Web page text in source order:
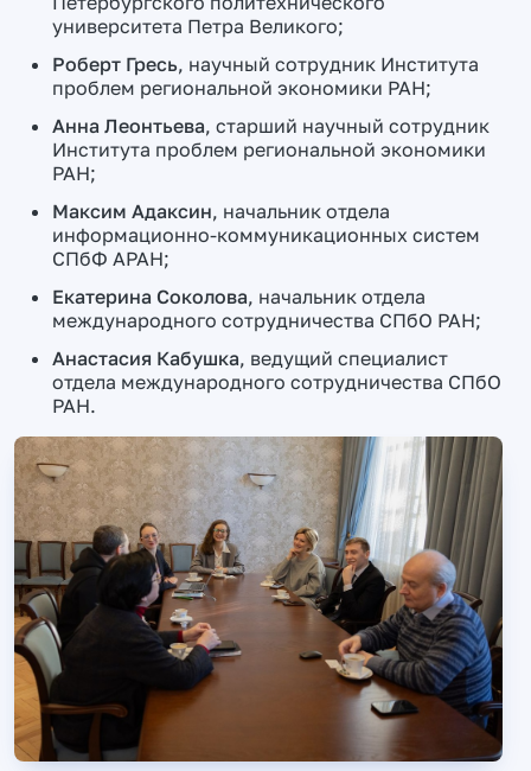
университета Петра Великого;
Роберт Гресь, научный сотрудник Института
проблем региональной экономики РАН;
Анна Леонтьева, старший научный сотрудник
Института проблем региональной экономики
РАН;
Максим Адаксин, начальник отдела
информационно-коммуникационных систем
СПбФ АРАН;
Екатерина Соколова, начальник отдела
международного сотрудничества СПбО РАН;
Анастасия Кабушка, ведущий специалист
отдела международного сотрудничества СПбО
РАН.